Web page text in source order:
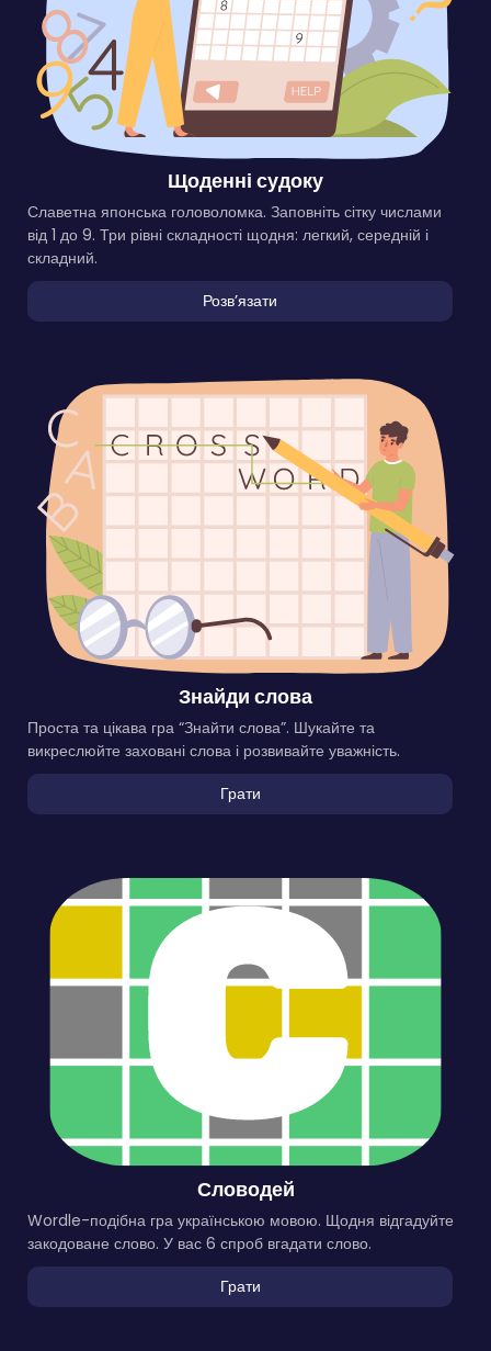
Щоденні судоку
Славетна японська головоломка. Заповніть сітку числами
від 1 до 9. Три рівні складності щодня: легкий, середній і
складний.
Розвʼязати
Знайди слова
Проста та цікава гра “Знайти слова”. Шукайте та
викреслюйте заховані слова і розвивайте уважність.
Грати
Словодей
Wordle-подібна гра українською мовою. Щодня відгадуйте
закодоване слово. У вас 6 спроб вгадати слово.
Грати